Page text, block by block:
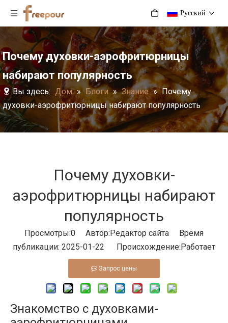
Pусский
Почему духовки-аэрофритюрницы
набирают популярность
Вы здесь: Дом » Блоги » Знание » Почему
духовки-аэрофритюрницы набирают популярность
Почему духовки-
аэрофритюрницы набирают
популярность
Просмотры:0 Автор:Pедактор сайта Время
публикации: 2025-01-22 Происхождение:Работает
Запрос цены
Знакомство с духовками-